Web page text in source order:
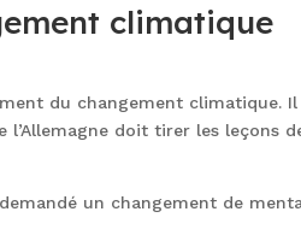
climatique
du changement climatique. Il
l’Allemagne doit tirer les leçons
un changement de